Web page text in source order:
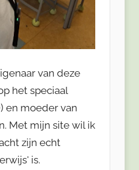
van deze
het speciaal
en moeder van
Met mijn site wil ik
zijn echt
is.